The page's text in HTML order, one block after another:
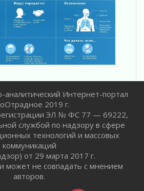
на перекрестках
потребление
музыка
к выборам
только письменное
Интернет-портал
2019 г.
ЭЛ № ФС 77 — 69222,
службой по надзору в сфере
технологий и массовых
коммуникаций
от 29 марта 2017 г.
может не совпадать с мнением
авторов.